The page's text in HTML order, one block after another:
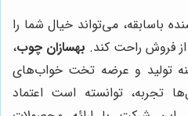
باسابقه، می‌تواند خیال شما را
فروش راحت کند. بهسازان چوب،
تولید و عرضه تخت خواب‌های
تجربه، توانسته است اعتماد